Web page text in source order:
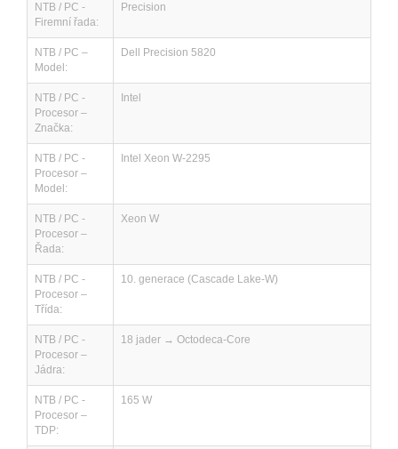
NTB / PC -
Firemní řada:
Precision
NTB / PC –
Model:
Dell Precision 5820
NTB / PC -
Procesor –
Značka:
Intel
NTB / PC -
Procesor –
Model:
Intel Xeon W-2295
NTB / PC -
Procesor –
Řada:
Xeon W
NTB / PC -
Procesor –
Třída:
10. generace (Cascade Lake-W)
NTB / PC -
Procesor –
Jádra:
18 jader → Octodeca-Core
NTB / PC -
Procesor –
TDP:
165 W